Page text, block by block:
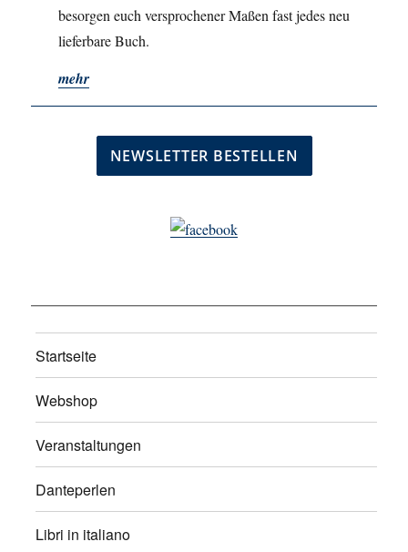
besorgen euch versprochener Maßen fast jedes neu
lieferbare Buch.
mehr
Startseite
Webshop
Veranstaltungen
Danteperlen
Libri in italiano